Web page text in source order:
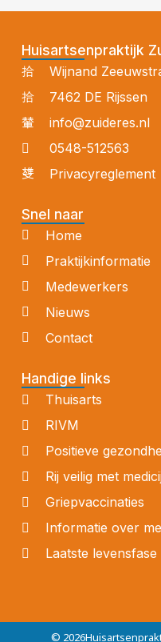
Huisartsenpraktijk
Wijnand
7462 DE Rijssen
info@zuideres.nl
0548-512563
Privacyreglement
Snel naar
Home
Praktijkinformatie
Medewerkers
Nieuws
Contact
Handige links
Thuisarts
RIVM
Positieve
Rij veilig met
Griepvaccinaties
Informatie over
Laatste levensfase
© 2026